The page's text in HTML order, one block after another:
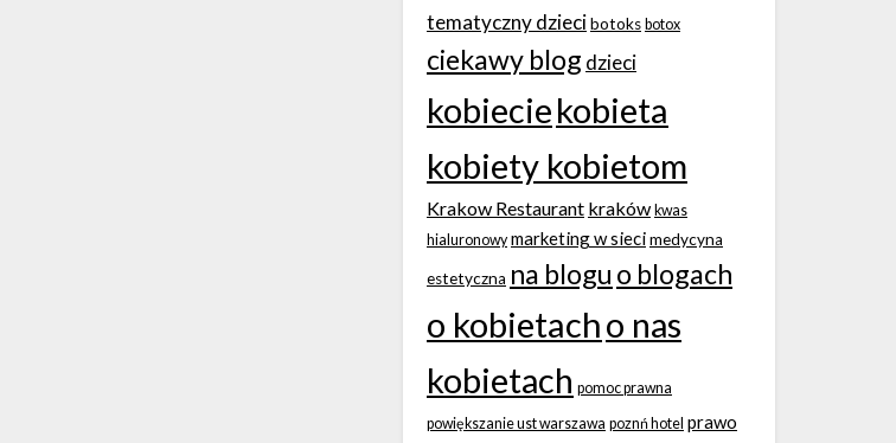
tematyczny dziecibotoks botox
ciekawy blog dzieci
kobieciekobieta
kobiety kobietom
Krakow Restaurant kraków kwas
hialuronowy marketing w siecimedycyna
estetyczna na blogu o blogach
o kobietacho nas
kobietach pomoc prawna
powiększanie ust warszawa poznń hotel prawo